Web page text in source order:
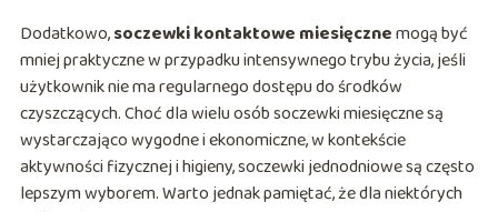
Dodatkowo,soczewki kontaktowe miesięcznemogą być
mniej praktyczne w przypadku intensywnego trybu życia, jeśli
użytkownik nie ma regularnego dostępu do środków
czyszczących. Choć dla wielu osób soczewki miesięczne są
wystarczająco wygodne i ekonomiczne, w kontekście
aktywności fizycznej i higieny, soczewki jednodniowe są często
lepszym wyborem. Warto jednak pamiętać, że dla niektórych